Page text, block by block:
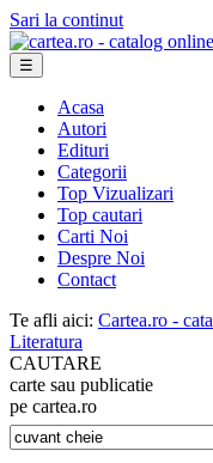
Sari la continut
☰
Acasa
Autori
Edituri
Categorii
Top Vizualizari
Top cautari
Carti Noi
Despre Noi
Contact
Te afli aici: Cartea.ro -
Literatura
CAUTARE
carte sau publicatie
pe cartea.ro